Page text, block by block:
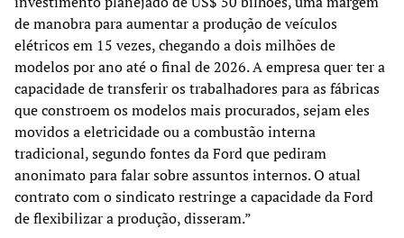
de manobra para aumentar a produção de veículos
elétricos em 15 vezes, chegando a dois milhões de
modelos por ano até o final de 2026. A empresa quer ter a
capacidade de transferir os trabalhadores para as fábricas
que constroem os modelos mais procurados, sejam eles
movidos a eletricidade ou a combustão interna
tradicional, segundo fontes da Ford que pediram
anonimato para falar sobre assuntos internos. O atual
contrato com o sindicato restringe a capacidade da Ford
de flexibilizar a produção, disseram.”